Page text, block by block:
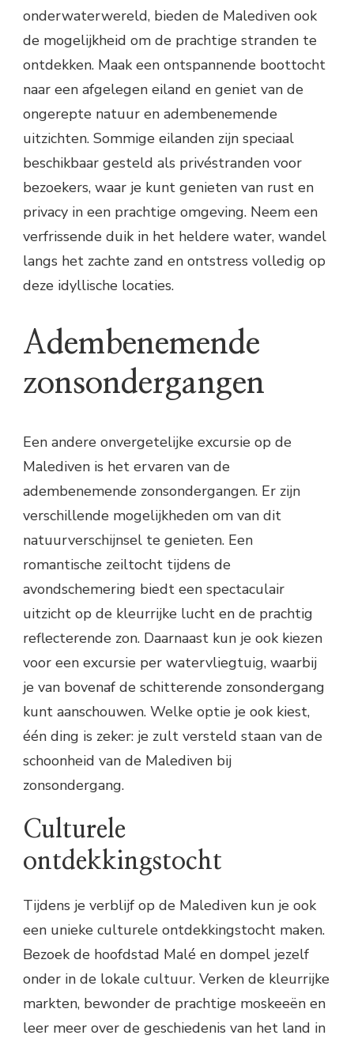
onderwaterwereld, bieden de Malediven ook
de mogelijkheid om de prachtige stranden te
ontdekken. Maak een ontspannende boottocht
naar een afgelegen eiland en geniet van de
ongerepte natuur en adembenemende
uitzichten. Sommige eilanden zijn speciaal
beschikbaar gesteld als privéstranden voor
bezoekers, waar je kunt genieten van rust en
privacy in een prachtige omgeving. Neem een
verfrissende duik in het heldere water, wandel
langs het zachte zand en ontstress volledig op
deze idyllische locaties.
Adembenemende
zonsondergangen
Een andere onvergetelijke excursie op de
Malediven is het ervaren van de
adembenemende zonsondergangen. Er zijn
verschillende mogelijkheden om van dit
natuurverschijnsel te genieten. Een
romantische zeiltocht tijdens de
avondschemering biedt een spectaculair
uitzicht op de kleurrijke lucht en de prachtig
reflecterende zon. Daarnaast kun je ook kiezen
voor een excursie per watervliegtuig, waarbij
je van bovenaf de schitterende zonsondergang
kunt aanschouwen. Welke optie je ook kiest,
één ding is zeker: je zult versteld staan van de
schoonheid van de Malediven bij
zonsondergang.
Culturele
ontdekkingstocht
Tijdens je verblijf op de Malediven kun je ook
een unieke culturele ontdekkingstocht maken.
Bezoek de hoofdstad Malé en dompel jezelf
onder in de lokale cultuur. Verken de kleurrijke
markten, bewonder de prachtige moskeeën en
leer meer over de geschiedenis van het land in